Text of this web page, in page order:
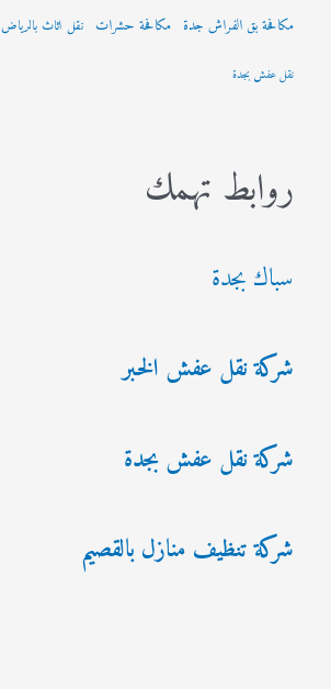
مكافحة بق الفراش جدة مكافحة حشرات نقل اثاث بالرياض
نقل عفش بجدة
روابط تهمك
سباك بجدة
شركة نقل عفش الخبر
شركة نقل عفش بجدة
شركة تنظيف منازل بالقصيم